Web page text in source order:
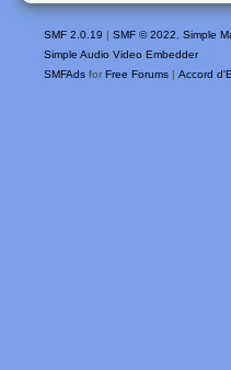
SMF 2.0.19 | SMF © 2022
Simple
Simple Audio Video Embedder
SMFAds for Free Forums | Accord